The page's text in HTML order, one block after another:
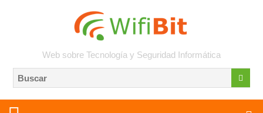
Web sobre Tecnología y Seguridad Informática